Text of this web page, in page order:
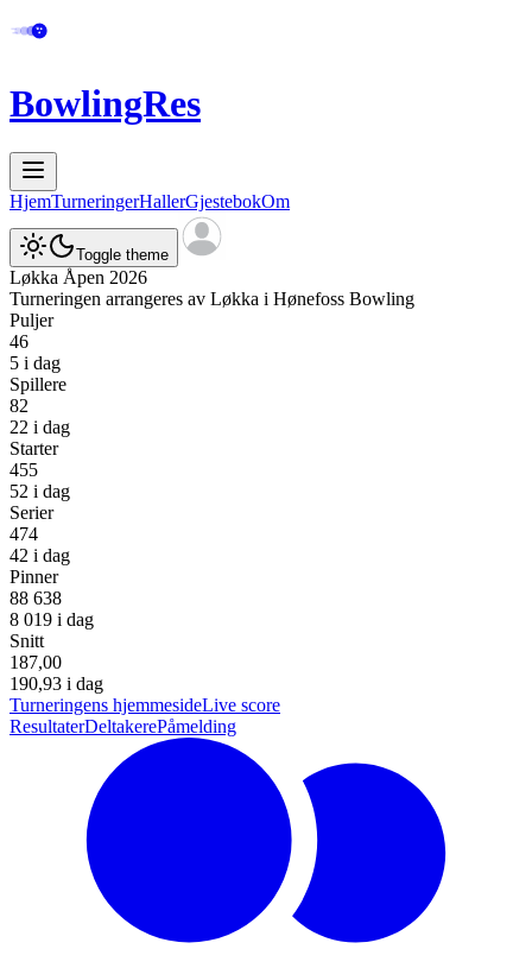
BowlingRes
HjemTurneringerHallerGjestebokOm
Toggle theme
Løkka Åpen 2026
Turneringen arrangeres av Løkka i Hønefoss Bowling
Puljer
46
5 i dag
Spillere
82
22 i dag
Starter
455
52 i dag
Serier
474
42 i dag
Pinner
88 638
8 019 i dag
Snitt
187,00
190,93 i dag
Turneringens hjemmesideLive score
ResultaterDeltakerePåmelding